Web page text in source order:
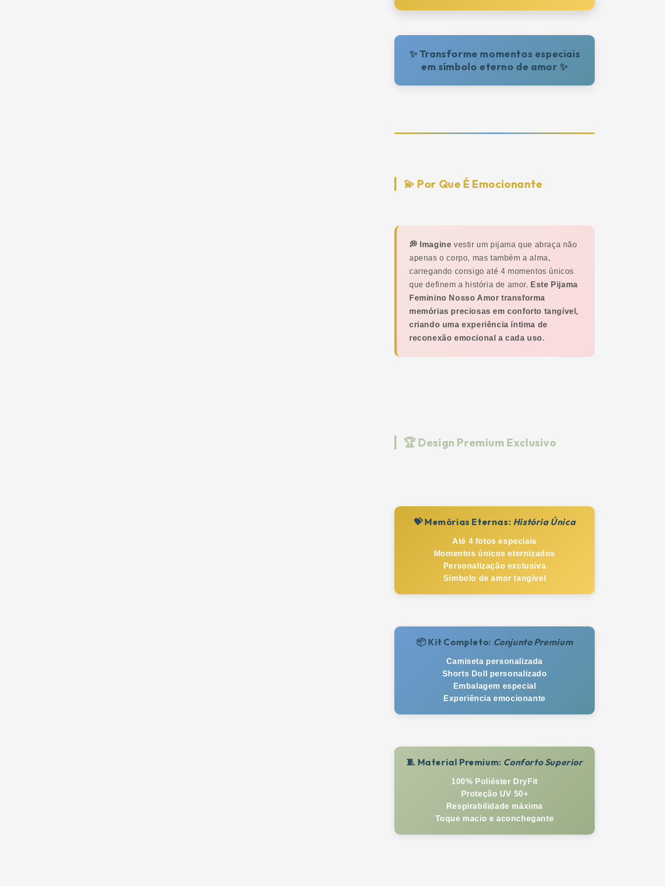
✨ Transforme momentos especiais
em símbolo eterno de amor ✨
💫 Por Que É Emocionante
💭 Imagine vestir um pijama que abraça não
apenas o corpo, mas também a alma,
carregando consigo até 4 momentos únicos
que definem a história de amor. Este Pijama
Feminino Nosso Amor transforma
memórias preciosas em conforto tangível,
criando uma experiência íntima de
reconexão emocional a cada uso.
🏆 Design Premium Exclusivo
💝 Memórias Eternas: História Única
Até 4 fotos especiais
Momentos únicos eternizados
Personalização exclusiva
Símbolo de amor tangível
📦 Kit Completo: Conjunto Premium
Camiseta personalizada
Shorts Doll personalizado
Embalagem especial
Experiência emocionante
🧵 Material Premium: Conforto Superior
100% Poliéster DryFit
Proteção UV 50+
Respirabilidade máxima
Toque macio e aconchegante